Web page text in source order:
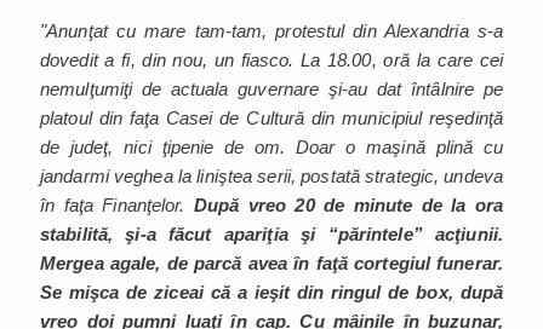
"Anunţat cu mare tam-tam, protestul din Alexandria s-a
dovedit a fi, din nou, un fiasco. La 18.00, oră la care cei
nemulţumiţi de actuala guvernare şi-au dat întâlnire pe
platoul din faţa Casei de Cultură din municipiul reşedinţă
de judeţ, nici ţipenie de om. Doar o maşină plină cu
jandarmi veghea la liniştea serii, postată strategic, undeva
în faţa Finanţelor. După vreo 20 de minute de la ora
stabilită, şi-a făcut apariţia şi “părintele” acţiunii.
Mergea agale, de parcă avea în faţă cortegiul funerar.
Se mişca de ziceai că a ieşit din ringul de box, după
vreo doi pumni luaţi în cap. Cu mâinile în buzunar,